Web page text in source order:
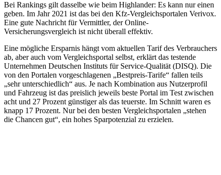
Bei Rankings gilt dasselbe wie beim Highlander: Es kann nur einen
geben. Im Jahr 2021 ist das bei den Kfz-Vergleichsportalen Verivox.
Eine gute Nachricht für Vermittler, der Online-
Versicherungsvergleich ist nicht überall effektiv.
Eine mögliche Ersparnis hängt vom aktuellen Tarif des Verbrauchers
ab, aber auch vom Vergleichsportal selbst, erklärt das testende
Unternehmen Deutschen Instituts für Service-Qualität (DISQ). Die
von den Portalen vorgeschlagenen „Bestpreis-Tarife“ fallen teils
„sehr unterschiedlich“ aus. Je nach Kombination aus Nutzerprofil
und Fahrzeug ist das preislich jeweils beste Portal im Test zwischen
acht und 27 Prozent günstiger als das teuerste. Im Schnitt waren es
knapp 17 Prozent. Nur bei den besten Vergleichsportalen „stehen
die Chancen gut“, ein hohes Sparpotenzial zu erzielen.